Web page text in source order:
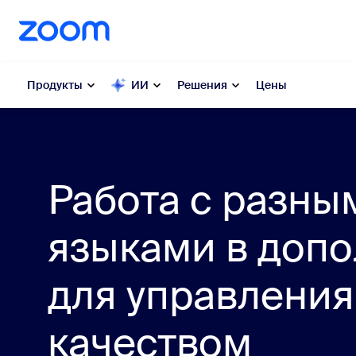
содержанию
в чат помощи
Продукты ИИ Решения Цены
Zoom Workplace
Zoom AI
Работа с
языками в
для управления
качеством